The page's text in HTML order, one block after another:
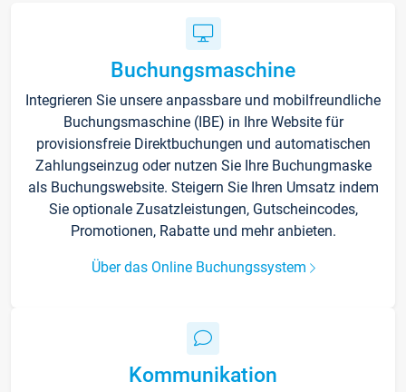
Buchungsmaschine
Integrieren Sie unsere anpassbare und mobilfreundliche
Buchungsmaschine (IBE) in Ihre Website für
provisionsfreie Direktbuchungen und automatischen
Zahlungseinzug oder nutzen Sie Ihre Buchungmaske
als Buchungswebsite. Steigern Sie Ihren Umsatz indem
Sie optionale Zusatzleistungen, Gutscheincodes,
Promotionen, Rabatte und mehr anbieten.
Über das Online Buchungssystem
Kommunikation